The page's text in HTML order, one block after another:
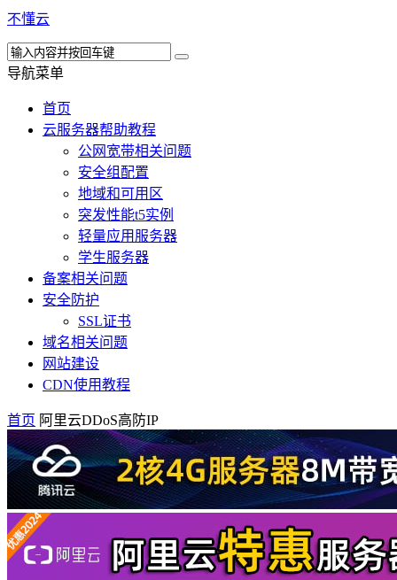
不懂云
导航菜单
首页
云服务器帮助教程
公网宽带相关问题
安全组配置
地域和可用区
突发性能t5实例
轻量应用服务器
学生服务器
备案相关问题
安全防护
SSL证书
域名相关问题
网站建设
CDN使用教程
首页 阿里云DDoS高防IP